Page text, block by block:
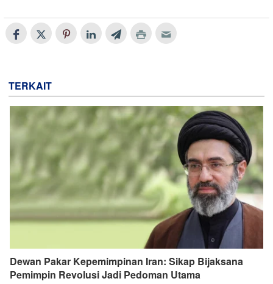
TERKAIT
Dewan Pakar Kepemimpinan Iran: Sikap Bijaksana
Pemimpin Revolusi Jadi Pedoman Utama